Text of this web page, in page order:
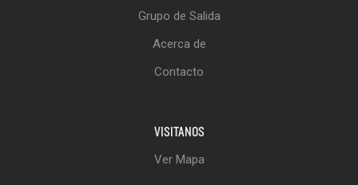
Grupo de Salida
Acerca de
Contacto
VISITANOS
Ver Mapa